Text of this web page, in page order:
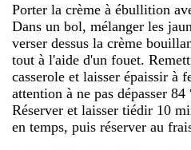
Porter la crème à ébullition
Dans un bol, mélanger les
verser dessus la crème
tout à l'aide d'un fouet.
casserole et laisser épaissir à
attention à ne pas dépasser 84
Réserver et laisser tiédir 10
en temps, puis réserver au